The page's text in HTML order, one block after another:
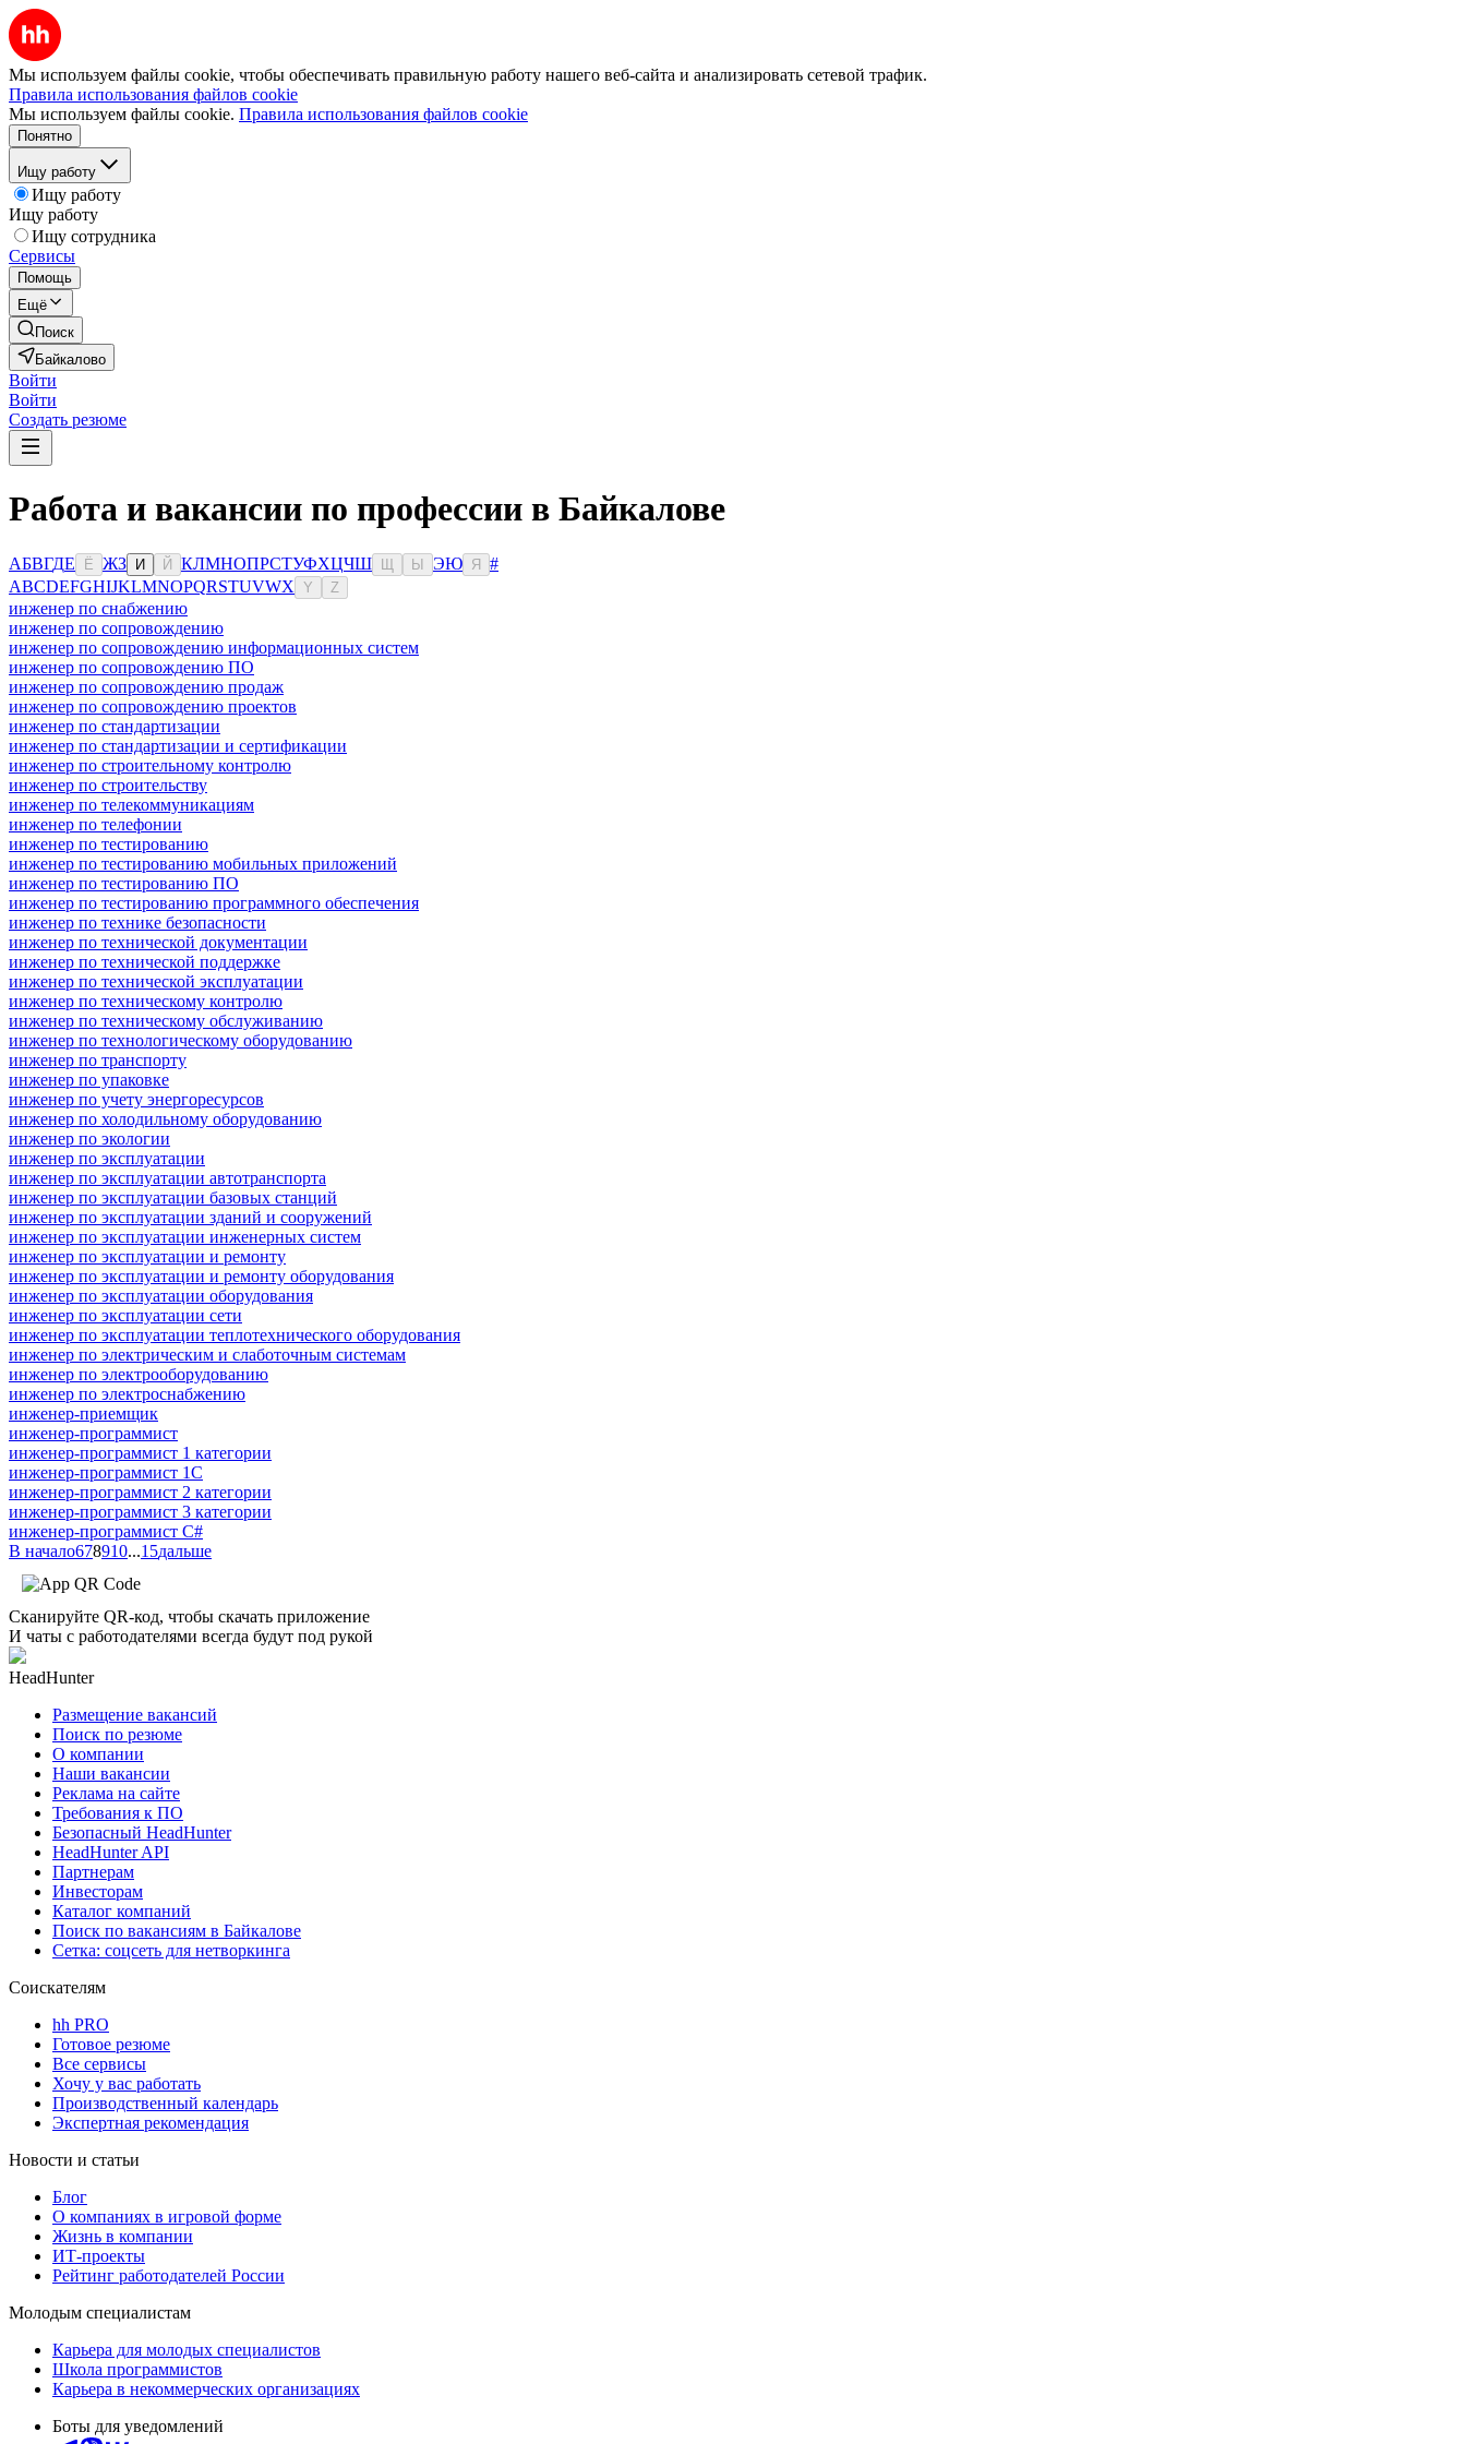
Мы используем файлы cookie, чтобы обеспечивать правильную работу нашего веб-сайта и анализировать сетевой трафик.
Правила использования файлов cookie
Мы используем файлы cookie. Правила использования файлов cookie
Понятно
Ищу работу
Ищу работу
Ищу работу
Ищу сотрудника
Сервисы
Помощь
Ещё
Поиск
Байкалово
Войти
Войти
Создать резюме
Работа и вакансии по профессии в Байкалове
АБВГДЕ Ё ЖЗ И Й КЛМНОПРСТУФХЦЧШ Ы ЭЮ Я
#
ABCDEFGHIJKLMNOPQRSTUVWX Y Z
инженер по снабжению
инженер по сопровождению
инженер по сопровождению информационных систем
инженер по сопровождению ПО
инженер по сопровождению продаж
инженер по сопровождению проектов
инженер по стандартизации
инженер по стандартизации и сертификации
инженер по строительному контролю
инженер по строительству
инженер по телекоммуникациям
инженер по телефонии
инженер по тестированию
инженер по тестированию мобильных приложений
инженер по тестированию ПО
инженер по тестированию программного обеспечения
инженер по технике безопасности
инженер по технической документации
инженер по технической поддержке
инженер по технической эксплуатации
инженер по техническому контролю
инженер по техническому обслуживанию
инженер по технологическому оборудованию
инженер по транспорту
инженер по упаковке
инженер по учету энергоресурсов
инженер по холодильному оборудованию
инженер по экологии
инженер по эксплуатации
инженер по эксплуатации автотранспорта
инженер по эксплуатации базовых станций
инженер по эксплуатации зданий и сооружений
инженер по эксплуатации инженерных систем
инженер по эксплуатации и ремонту
инженер по эксплуатации и ремонту оборудования
инженер по эксплуатации оборудования
инженер по эксплуатации сети
инженер по эксплуатации теплотехнического оборудования
инженер по электрическим и слаботочным системам
инженер по электрооборудованию
инженер по электроснабжению
инженер-приемщик
инженер-программист
инженер-программист 1 категории
инженер-программист 1С
инженер-программист 2 категории
инженер-программист 3 категории
инженер-программист C#
В начало678910...15дальше
Сканируйте QR-код, чтобы скачать приложение
И чаты с работодателями всегда будут под рукой
HeadHunter
Размещение вакансий
Поиск по резюме
О компании
Наши вакансии
Реклама на сайте
Требования к ПО
Безопасный HeadHunter
HeadHunter API
Партнерам
Инвесторам
Каталог компаний
Поиск по вакансиям в Байкалове
Сетка: соцсеть для нетворкинга
Соискателям
hh PRO
Готовое резюме
Все сервисы
Хочу у вас работать
Производственный календарь
Экспертная рекомендация
Новости и статьи
Блог
О компаниях в игровой форме
Жизнь в компании
ИТ-проекты
Рейтинг работодателей России
Молодым специалистам
Карьера для молодых специалистов
Школа программистов
Карьера в некоммерческих организациях
Боты для уведомлений